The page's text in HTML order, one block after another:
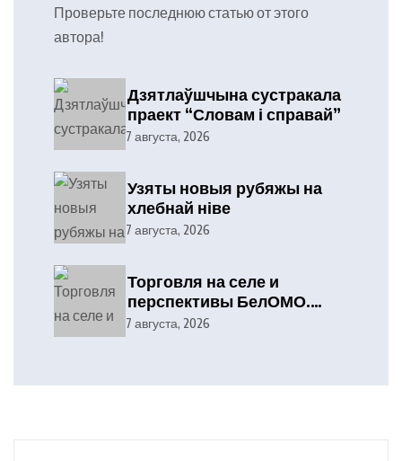
Проверьте последнюю статью от этого
автора!
Дзятлаўшчына сустракала
праект “Словам і справай”
7 августа, 2026
Узяты новыя рубяжы на
хлебнай ніве
7 августа, 2026
Торговля на селе и
перспективы БелОМО.
Александр Лукашенко
7 августа, 2026